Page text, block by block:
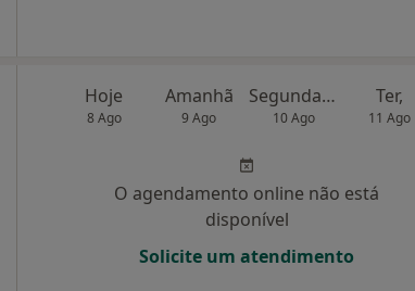
Hoje
8 Ago
Amanhã
9 Ago
Segunda-feira
10 Ago
Ter,
11 Ago
O agendamento online não está
disponível
Solicite um atendimento